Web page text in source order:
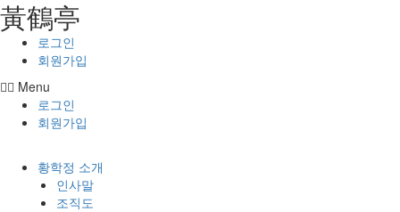
콘텐츠로
건너뛰기
⿈鶴亭
로그인
회원가입
Menu
로그인
회원가입
황학정 소개
인사말
조직도